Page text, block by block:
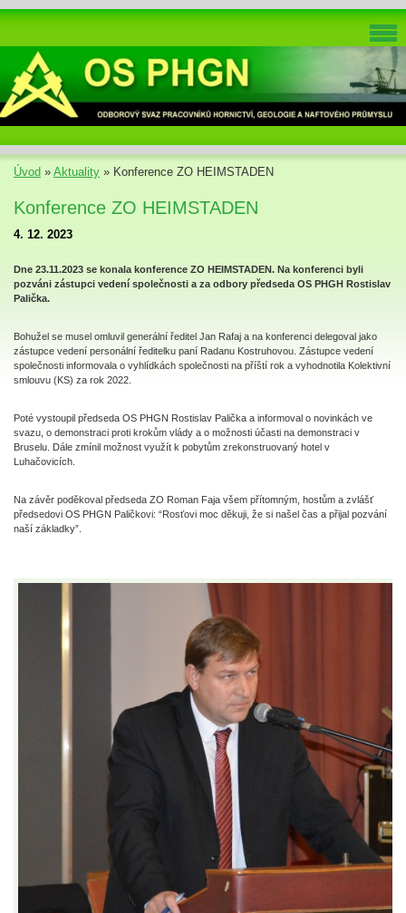
Úvod » Aktuality » Konference ZO HEIMSTADEN
Konference ZO HEIMSTADEN
4. 12. 2023
Dne 23.11.2023 se konala konference ZO HEIMSTADEN. Na konferenci byli
pozváni zástupci vedení společnosti a za odbory předseda OS PHGH Rostislav
Palička.
Bohužel se musel omluvil generální ředitel Jan Rafaj a na konferenci delegoval jako
zástupce vedení personální ředitelku paní Radanu Kostruhovou. Zástupce vedení
společnosti informovala o vyhlídkách společnosti na příští rok a vyhodnotila Kolektivní
smlouvu (KS) za rok 2022.
Poté vystoupil předseda OS PHGN Rostislav Palička a informoval o novinkách ve
svazu, o demonstraci proti krokům vlády a o možnosti účasti na demonstraci v
Bruselu. Dále zmínil možnost využít k pobytům zrekonstruovaný hotel v
Luhačovicích.
Na závěr poděkoval předseda ZO Roman Faja všem přítomným, hostům a zvlášť
předsedovi OS PHGN Paličkovi: “Rosťovi moc děkuji, že si našel čas a přijal pozvání
naší základky”.